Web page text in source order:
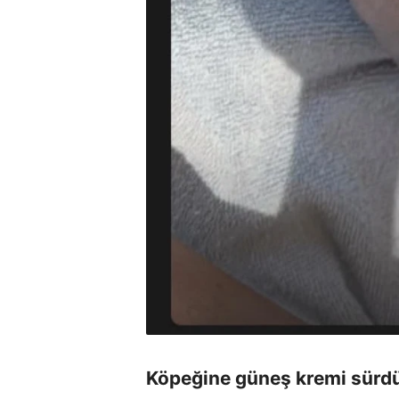
Köpeğine güneş kremi